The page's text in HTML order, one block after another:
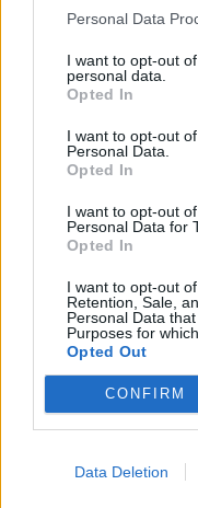
Personal Data
I want to opt-out
personal data.
Opted In
I want to opt-out
Personal Data.
Opted In
I want to opt-out
Personal Data for
Opted In
I want to opt-out
Retention, Sale,
Personal Data
Purposes for
Opted Out
CONFIRM
Data Deletion
Staran
1